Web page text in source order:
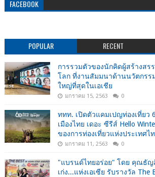
FACEBOOK
POPULAR RECENT
การรวมตัวของนักคิดผู้สร้างสร
โลก ที่งานสัมมนาด้านนวัตกรร
ใหญ่ที่สุดในเอเชีย
มกราคม 15, 2563 0
ททท. เปิดตัวแคมเปญท่องเที่ยว
เมืองไทย เดอะ ซีรีส์ Hello
ของการท่องเที่ยวแห่งประเทศไ
มกราคม 11, 2563 0
"แบรนด์ไทยอร่อย" โดย คุณธั
เก่ง...แห่งเอเซีย รับรางวัล The